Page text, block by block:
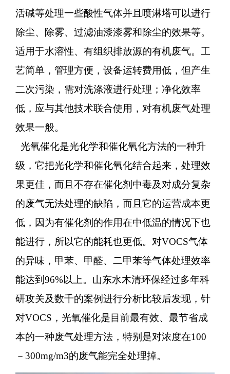
活碱等处理一些酸性气体并且喷淋塔可以进行
除尘、除雾、过滤油漆漆雾和除尘的效果等。
适用于水溶性、有组织排放源的有机废气。工
艺简单，管理方便，设备运转费用低，但产生
二次污染，需对洗涤液进行处理；净化效率
低，应与其他技术联合使用，对有机废气处理
效果一般。
光氧催化是光化学和催化氧化方法的一种升
级，它把光化学和催化氧化结合起来，处理效
果更佳，而且不存在催化剂中毒及对成分复杂
的废气无法处理的缺陷，而且它的运营成本更
低，因为有催化剂的作用在中低温的情况下也
能进行，所以它的能耗也更低。对VOCS气体
的异味，甲苯、甲醛、二甲苯等气体处理效率
能达到96%以上。 山东水木清环保经过多年科
研攻关及数千的案例进行分析比较后发现，针
对VOCS，光氧催化是目前最有效、最节省成
本的一种废气处理方法，特别是对浓度在100
－300mg/m3的废气能完全处理掉。